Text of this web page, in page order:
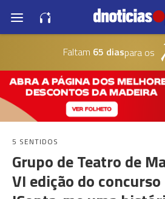
Faltam 65 diaspara os
5 SENTIDOS
Grupo de Teatro de
VI edição do